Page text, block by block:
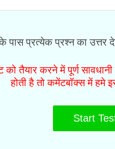
पास प्रत्येक प्रश्न का उत्तर
तैयार करने में पूर्ण
होती है तो कमेंटबॉक्स में हमे
Start